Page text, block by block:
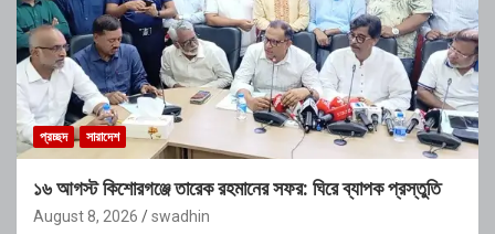
প্রচ্ছদ সারাদেশ
১৬ আগস্ট কিশোরগঞ্জে তারেক রহমানের সফর: ঘিরে ব্যাপক প্রস্তুতি
August 8, 2026 swadhin